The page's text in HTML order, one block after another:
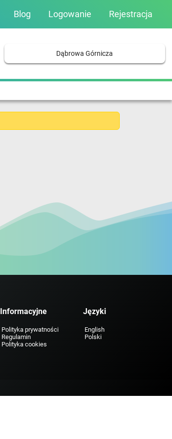
Blog Logowanie Rejestracja
Dąbrowa Górnicza
Informacyjne
Polityka prywatności
Regulamin
Polityka cookies
Języki
English
Polski